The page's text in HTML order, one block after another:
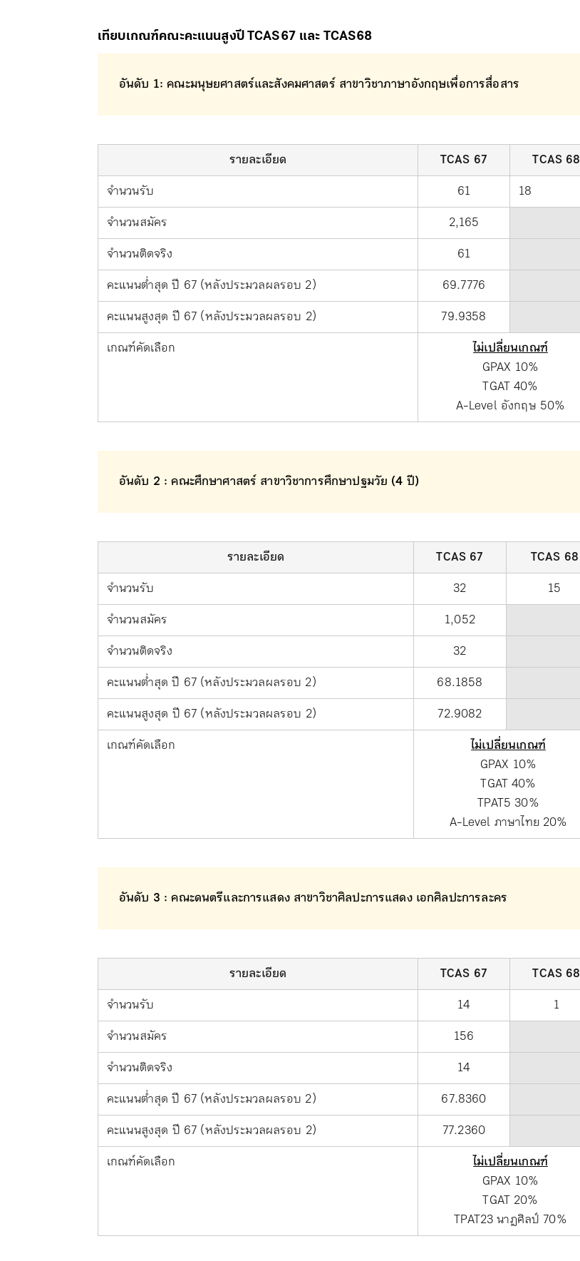
เทียบเกณฑ์คณะคะแนนสูงปี TCAS67 และ TCAS68
อันดับ 1: คณะมนุษยศาสตร์และสังคมศาสตร์ สาขาวิชาภาษาอังกฤษเพื่อการสื่อสาร
รายละเอียด TCAS 67
TCAS 68
จำนวนรับ
61
18
จำนวนสมัคร
2,165
จำนวนติดจริง
61
คะแนนต่ำสุด ปี 67 (หลังประมวลผลรอบ 2)
69.7776
คะแนนสูงสุด ปี 67 (หลังประมวลผลรอบ 2)
79.9358
เกณฑ์คัดเลือก
ไม่เปลี่ยนเกณฑ์
GPAX 10%
TGAT 40%
A-Level อังกฤษ 50%
อันดับ 2 : คณะศึกษาศาสตร์ สาขาวิชาการศึกษาปฐมวัย (4 ปี)
รายละเอียด TCAS 67
TCAS 68
จำนวนรับ
32
15
จำนวนสมัคร
1,052
จำนวนติดจริง
32
คะแนนต่ำสุด ปี 67 (หลังประมวลผลรอบ 2)
68.1858
คะแนนสูงสุด ปี 67 (หลังประมวลผลรอบ 2)
72.9082
เกณฑ์คัดเลือก
ไม่เปลี่ยนเกณฑ์
GPAX 10%
TGAT 40%
TPAT5 30%
A-Level ภาษาไทย 20%
อันดับ 3 : คณะดนตรีและการแสดง สาขาวิชาศิลปะการแสดง เอกศิลปะการละคร
รายละเอียด TCAS 67
TCAS 68
จำนวนรับ
14
1
จำนวนสมัคร
156
จำนวนติดจริง
14
คะแนนต่ำสุด ปี 67 (หลังประมวลผลรอบ 2)
67.8360
คะแนนสูงสุด ปี 67 (หลังประมวลผลรอบ 2)
77.2360
เกณฑ์คัดเลือก
ไม่เปลี่ยนเกณฑ์
GPAX 10%
TGAT 20%
TPAT23 นาฏศิลป์ 70%